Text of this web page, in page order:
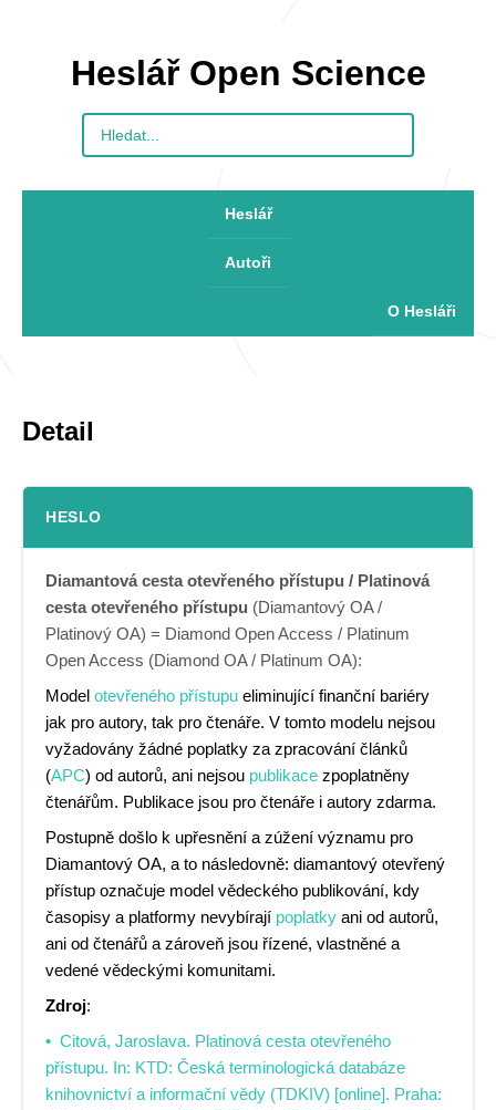
Heslář Open Science
Heslář
Autoři
O Hesláři
Detail
HESLO
Diamantová cesta otevřeného přístupu / Platinová
cesta otevřeného přístupu (Diamantový OA /
Platinový OA) = Diamond Open Access / Platinum
Open Access (Diamond OA / Platinum OA):
Model otevřeného přístupu eliminující finanční bariéry
jak pro autory, tak pro čtenáře. V tomto modelu nejsou
vyžadovány žádné poplatky za zpracování článků
(APC) od autorů, ani nejsou publikace zpoplatněny
čtenářům. Publikace jsou pro čtenáře i autory zdarma.
Postupně došlo k upřesnění a zúžení významu pro
Diamantový OA, a to následovně: diamantový otevřený
přístup označuje model vědeckého publikování, kdy
časopisy a platformy nevybírají poplatky ani od autorů,
ani od čtenářů a zároveň jsou řízené, vlastněné a
vedené vědeckými komunitami.
Zdroj:
Citová, Jaroslava. Platinová cesta otevřeného
přístupu. In: KTD: Česká terminologická databáze
knihovnictví a informační vědy (TDKIV) [online]. Praha: